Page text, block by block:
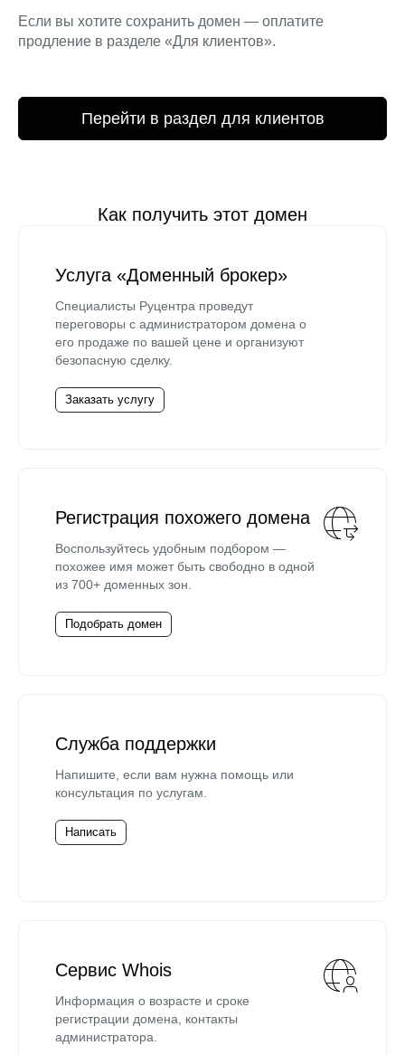
Если вы хотите сохранить домен — оплатите
продление в разделе «Для клиентов».
Перейти в раздел для клиентов
Как получить этот домен
Услуга «Доменный брокер»
Специалисты Руцентра проведут
переговоры с администратором домена о
его продаже по вашей цене и организуют
безопасную сделку.
Заказать услугу
Регистрация похожего домена
Воспользуйтесь удобным подбором —
похожее имя может быть свободно в одной
из 700+ доменных зон.
Подобрать домен
Служба поддержки
Напишите, если вам нужна помощь или
консультация по услугам.
Написать
Сервис Whois
Информация о возрасте и сроке
регистрации домена, контакты
администратора.